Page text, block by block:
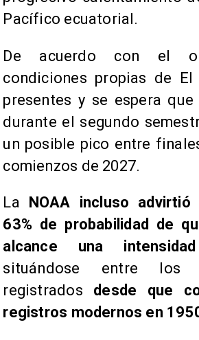
Pacífico ecuatorial.
De acuerdo con el
condiciones propias de
presentes y se espera
durante el segundo
un posible pico entre
comienzos de 2027.
La
NOAA incluso
63% de probabilidad de
alcance una intensidad
situándose entre los
registrados desde que
registros modernos en